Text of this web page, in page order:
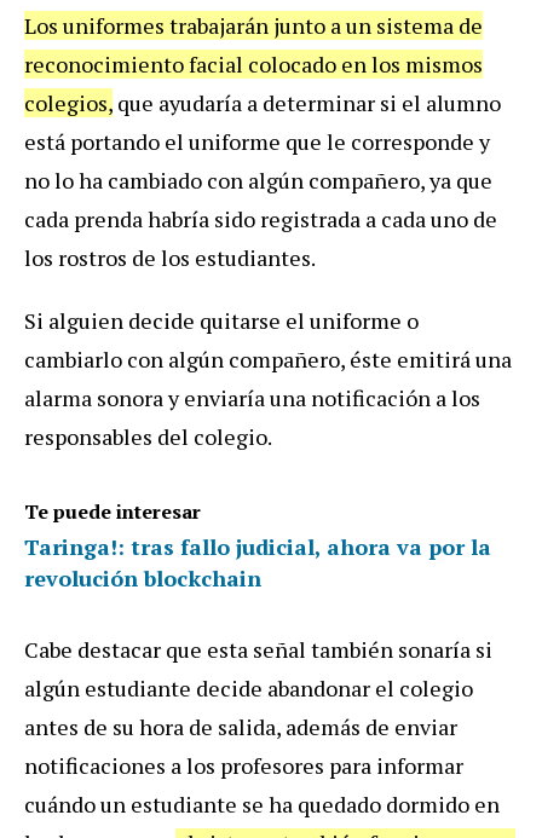
Los uniformes trabajarán junto a un sistema de
reconocimiento facial colocado en los mismos
colegios, que ayudaría a determinar si el alumno
está portando el uniforme que le corresponde y
no lo ha cambiado con algún compañero, ya que
cada prenda habría sido registrada a cada uno de
los rostros de los estudiantes.
Si alguien decide quitarse el uniforme o
cambiarlo con algún compañero, éste emitirá una
alarma sonora y enviaría una notificación a los
responsables del colegio.
Te puede interesar
Taringa!: tras fallo judicial, ahora va por la
revolución blockchain
Cabe destacar que esta señal también sonaría si
algún estudiante decide abandonar el colegio
antes de su hora de salida, además de enviar
notificaciones a los profesores para informar
cuándo un estudiante se ha quedado dormido en